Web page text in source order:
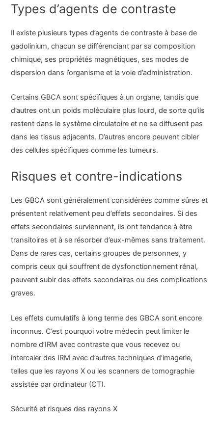
Types d’agents de contraste
Il existe plusieurs types d’agents de contraste à base de
gadolinium, chacun se différenciant par sa composition
chimique, ses propriétés magnétiques, ses modes de
dispersion dans l’organisme et la voie d’administration.
Certains GBCA sont spécifiques à un organe, tandis que
d’autres ont un poids moléculaire plus lourd, de sorte qu’ils
restent dans le système circulatoire et ne se diffusent pas
dans les tissus adjacents. D’autres encore peuvent cibler
des cellules spécifiques comme les tumeurs.
Risques et contre-indications
Les GBCA sont généralement considérées comme sûres et
présentent relativement peu d’effets secondaires. Si des
effets secondaires surviennent, ils ont tendance à être
transitoires et à se résorber d’eux-mêmes sans traitement.
Dans de rares cas, certains groupes de personnes, y
compris ceux qui souffrent de dysfonctionnement rénal,
peuvent subir des effets secondaires ou des complications
graves.
Les effets cumulatifs à long terme des GBCA sont encore
inconnus. C’est pourquoi votre médecin peut limiter le
nombre d’IRM avec contraste que vous recevez ou
intercaler des IRM avec d’autres techniques d’imagerie,
telles que les rayons X ou les scanners de tomographie
assistée par ordinateur (CT).
Sécurité et risques des rayons X